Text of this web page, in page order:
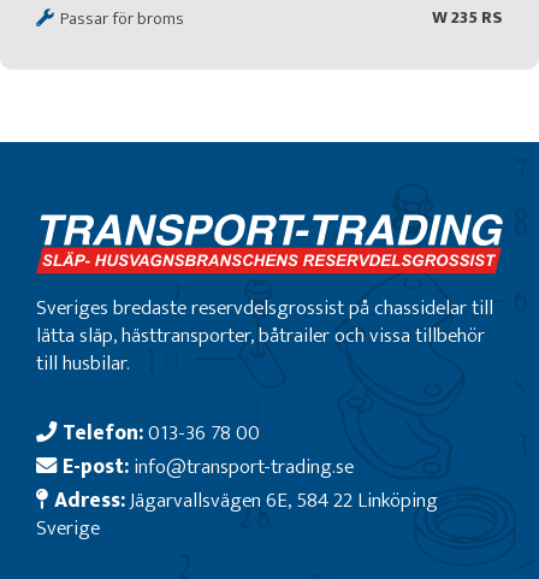
Passar för broms
W 235 RS
Sveriges bredaste reservdelsgrossist på chassidelar till
lätta släp, hästtransporter, båtrailer och vissa tillbehör
till husbilar.
Telefon:013-36 78 00
E-post:info@transport-trading.se
Adress:Jägarvallsvägen 6E, 584 22 Linköping
Sverige